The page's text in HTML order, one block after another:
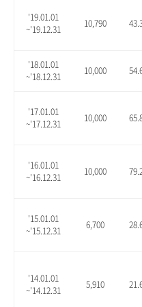
'19.01.01
~'19.12.31
10,790
'18.01.01
~'18.12.31
10,000
'17.01.01
~'17.12.31
10,000
'16.01.01
~'16.12.31
10,000
'15.01.01
~'15.12.31
6,700
'14.01.01
~'14.12.31
5,910